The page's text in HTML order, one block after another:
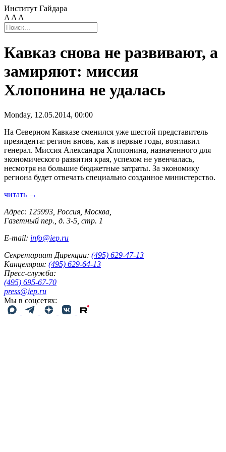
Институт Гайдара
A A A
Кавказ снова не развивают, а
замиряют: миссия
Хлопонина не удалась
Monday, 12.05.2014, 00:00
На Северном Кавказе сменился уже шестой представитель
президента: регион вновь, как в первые годы, возглавил
генерал. Миссия Александра Хлопонина, назначенного для
экономического развития края, успехом не увенчалась,
несмотря на большие бюджетные затраты. За экономику
региона будет отвечать специально созданное министерство.
читать →
Адрес: 125993, Россия, Москва,
Газетный пер., д. 3-5, стр. 1
E-mail: info@iep.ru
Секретариат Дирекции: (495) 629-47-13
Канцелярия: (495) 629-64-13
Пресс-служба:
(495) 695-67-70
press@iep.ru
Мы в соцсетях: